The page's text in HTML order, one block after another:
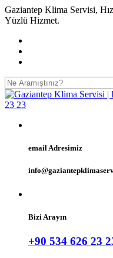
Gaziantep Klima Servisi,
Yüzlü Hizmet.
email Adresimiz
Bizi Arayın
+90 534 626 23